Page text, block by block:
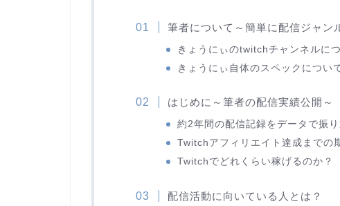
筆者について～簡単に配信ジャン
きょうにぃのtwitchチャンネルに
きょうにぃ自体のスペックについ
はじめに～筆者の配信実績公開～
約2年間の配信記録をデータで振り
Twitchアフィリエイト達成までの
Twitchでどれくらい稼げるのか？
配信活動に向いている人とは？